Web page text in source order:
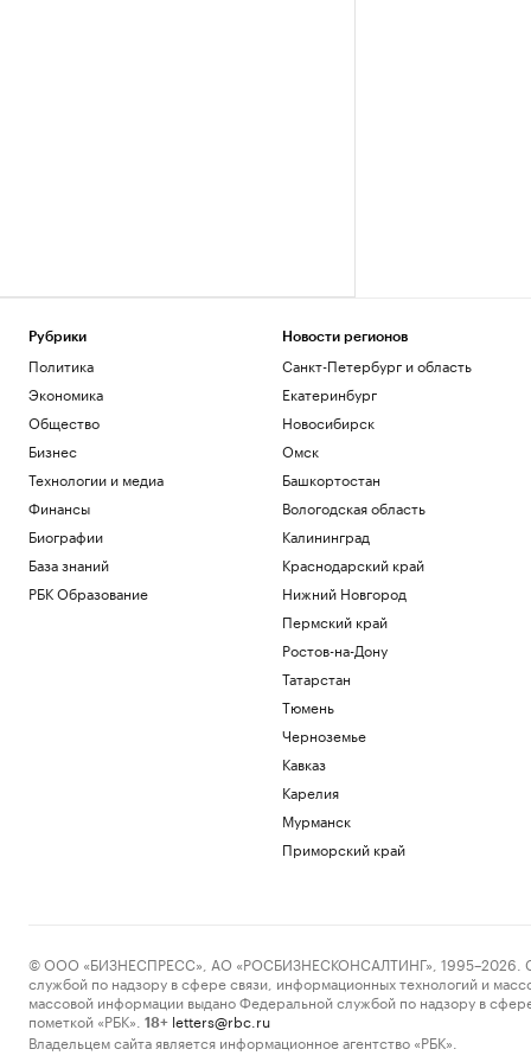
Рубрики
Политика
Экономика
Общество
Бизнес
Технологии и медиа
Финансы
Биографии
База знаний
РБК Образование
Новости регионов
Санкт-Петербург и область
Екатеринбург
Новосибирск
Омск
Башкортостан
Вологодская область
Калининград
Краснодарский край
Нижний Новгород
Пермский край
Ростов-на-Дону
Татарстан
Тюмень
Черноземье
Кавказ
Карелия
Мурманск
Приморский край
© ООО «БИЗНЕСПРЕСС», АО «РОСБИЗНЕСКОНСАЛТИНГ», 1995–2026.
службой по надзору в сфере связи, информационных технологий и
массовой информации выдано Федеральной службой по надзору в
пометкой «РБК».
18+ letters@rbc.ru
Владельцем сайта является информационное агентство «РБК».